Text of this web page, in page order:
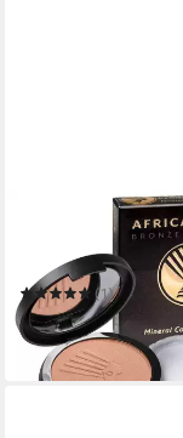
AFRICAN ERDE
Bronzer-Puder
ERDE Compact
SHIMMER(1)
9,99 €
(99,90 €/ 100 g)
in 4-5 Werktagen bei dir